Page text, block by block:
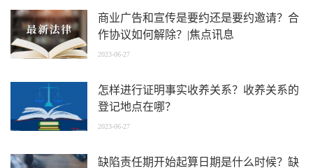
商业广告和宣传是要约还是要约邀请？合
作协议如何解除？|焦点讯息
2023-06-27
怎样进行证明事实收养关系？收养关系的
登记地点在哪？
2023-06-27
缺陷责任期开始起算日期是什么时候？缺